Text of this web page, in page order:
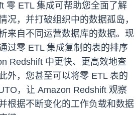
零 ETL 集成可帮助您全面了解
况，并打破组织中的数据孤岛，
来自不同运营数据库的数据。现
过零 ETL 集成复制的表的排序
Redshift 中更快、更高效地查
外，您甚至可以将零 ETL 表的
，让 Amazon Redshift 观察
根据不断变化的工作负载和数据